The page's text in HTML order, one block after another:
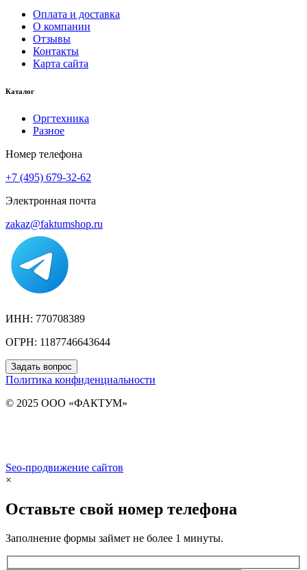
Оплата и доставка
О компании
Отзывы
Контакты
Карта сайта
Каталог
Оргтехника
Разное
Номер телефона
+7 (495) 679-32-62
Электронная почта
zakaz@faktumshop.ru
ИНН: 770708389
ОГРН: 1187746643644
Задать вопрос
Политика конфиденциальности
© 2025 ООО «ФАКТУМ»
Seo-продвижение сайтов
×
Оставьте свой номер телефона
Заполнение формы займет не более 1 минуты.